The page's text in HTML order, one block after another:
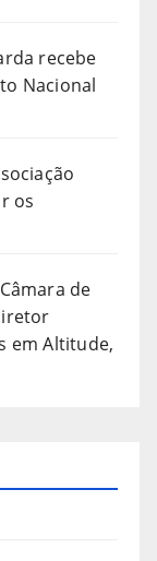
recebe
Nacional
os
de
em Altitude,